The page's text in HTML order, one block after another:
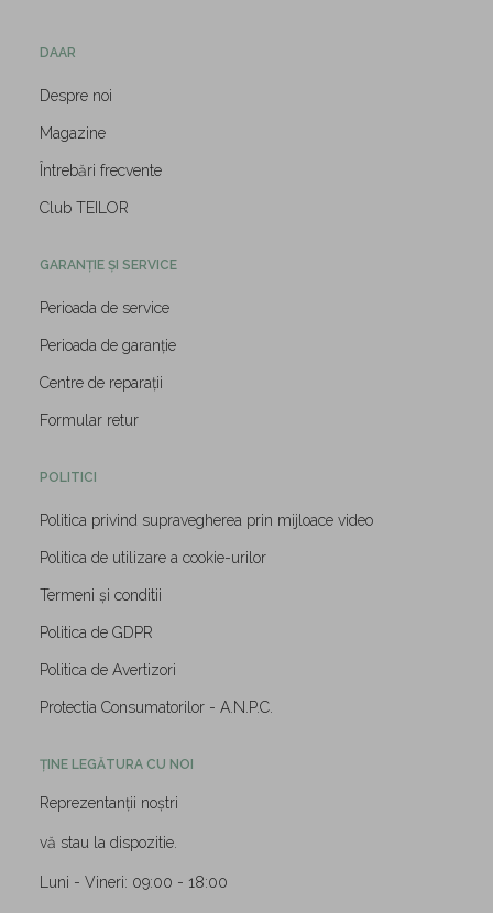
DAAR
Despre noi
Magazine
Întrebări frecvente
Club TEILOR
GARANȚIE ȘI SERVICE
Perioada de service
Perioada de garanție
Centre de reparații
Formular retur
POLITICI
Politica privind supravegherea prin mijloace video
Politica de utilizare a cookie-urilor
Termeni și conditii
Politica de GDPR
Politica de Avertizori
Protectia Consumatorilor - A.N.P.C.
ȚINE LEGĂTURA CU NOI
Reprezentanții noștri
vă stau la dispozitie.
Luni - Vineri: 09:00 - 18:00